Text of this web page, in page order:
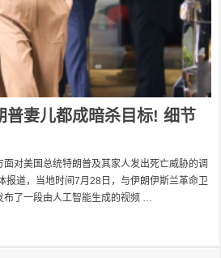
普妻儿都成暗杀目标! 细节
对美国总统特朗普及其家人发出死亡威胁的调
报道，当地时间7月28日，与伊朗伊斯兰革命卫
布了一段由人工智能生成的视频 …